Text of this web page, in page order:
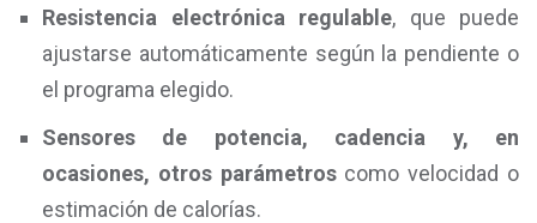
Resistencia electrónica regulable, que puede
ajustarse automáticamente según la pendiente o
el programa elegido.
Sensores de potencia, cadencia y, en
ocasiones, otros parámetroscomo velocidad o
estimación de calorías.